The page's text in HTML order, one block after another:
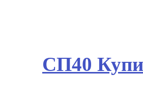
СП40 Купи